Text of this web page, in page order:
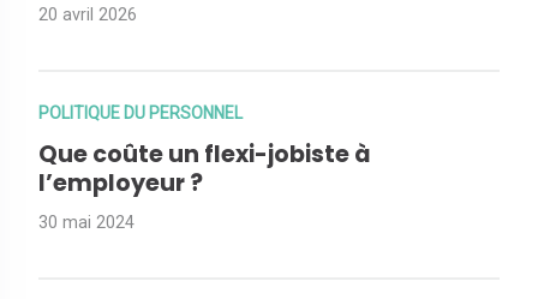
20 avril 2026
POLITIQUE DU PERSONNEL
Que coûte un flexi-jobiste à
l’employeur ?
30 mai 2024